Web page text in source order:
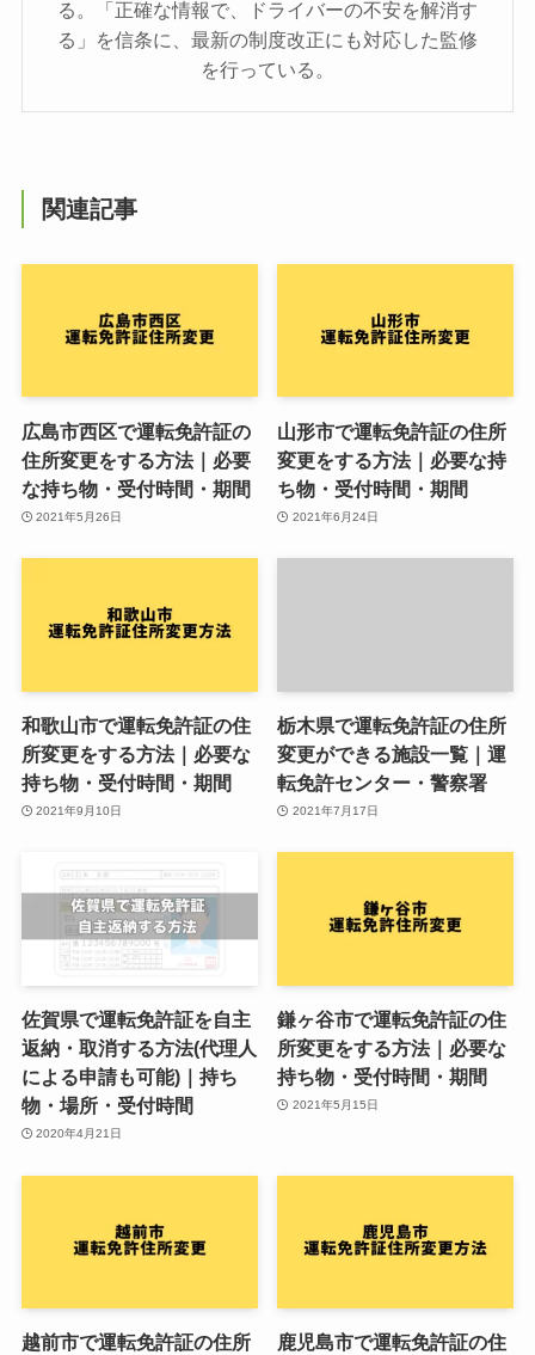
る。「正確な情報で、ドライバーの不安を解消す
る」を信条に、最新の制度改正にも対応した監修
を行っている。
関連記事
広島市西区で運転免許証の
住所変更をする方法｜必要
な持ち物・受付時間・期間
2021年5月26日
山形市で運転免許証の住所
変更をする方法｜必要な持
ち物・受付時間・期間
2021年6月24日
和歌山市で運転免許証の住
所変更をする方法｜必要な
持ち物・受付時間・期間
2021年9月10日
栃木県で運転免許証の住所
変更ができる施設一覧｜運
転免許センター・警察署
2021年7月17日
佐賀県で運転免許証を自主
返納・取消する方法(代理人
による申請も可能)｜持ち
物・場所・受付時間
2020年4月21日
鎌ヶ谷市で運転免許証の住
所変更をする方法｜必要な
持ち物・受付時間・期間
2021年5月15日
越前市で運転免許証の住所
鹿児島市で運転免許証の住